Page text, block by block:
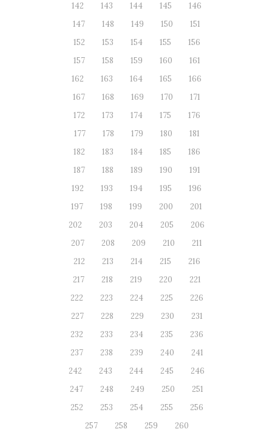
142
143 144 145
146
147
148 149 150
151
152
153 154 155
156
157
158 159 160
161
162
163 164 165
166
167
168 169 170
171
172
173 174 175
176
177
178 179 180
181
182
183 184 185
186
187
188 189 190
191
192
193 194 195
196
197
198 199 200
201
202
203 204 205
206
207
208 209 210
211
212
213 214 215
216
217
218 219 220
221
222
223 224 225
226
227
228 229 230
231
232
233 234 235
236
237
238 239 240
241
242
243 244 245
246
247
248 249 250
251
252
253 254 255
256
257
258 259 260